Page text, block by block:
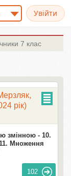
7 клас
рік)
змінною - 10.
Множення
102